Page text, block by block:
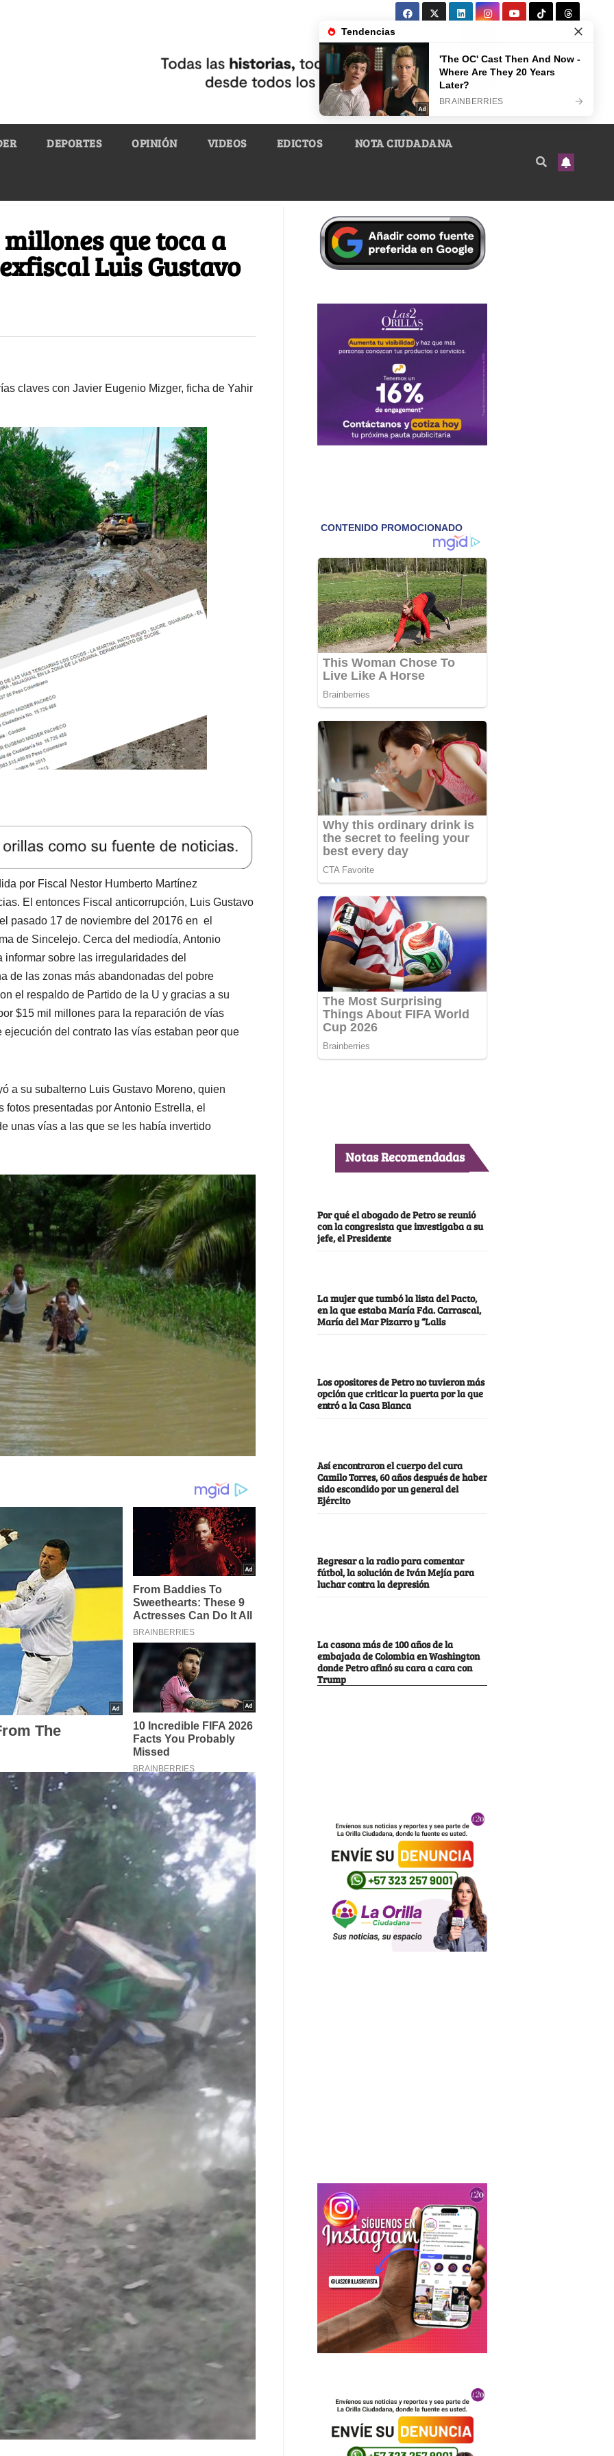
DEPORTES OPINIÓN VIDEOS EDICTOS NOTA CIUDADANA
que toca a
Luis Gustavo
claves con Javier Eugenio Mizger, ficha de Yahir
por Fiscal Nestor Humberto Martínez
El entonces Fiscal anticorrupción, Luis Gustavo
pasado 17 de noviembre del 20176 en el
de Sincelejo. Cerca del mediodía, Antonio
sobre las irregularidades del
de las zonas más abandonadas del pobre
el respaldo de Partido de la U y gracias a su
$15 mil millones para la reparación de vías
del contrato las vías estaban peor que
a su subalterno Luis Gustavo Moreno, quien
presentadas por Antonio Estrella, el
unas vías a las que se les había invertido
Notas Recomendadas
Por qué el abogado de Petro se reunió
con la congresista que investigaba a su
jefe, el Presidente
La mujer que tumbó la lista del Pacto,
en la que estaba María Fda. Carrascal,
María del Mar Pizarro y “Lalis
Los opositores de Petro no tuvieron más
opción que criticar la puerta por la que
entró a la Casa Blanca
Así encontraron el cuerpo del cura
Camilo Torres, 60 años después de haber
sido escondido por un general del
Ejército
Regresar a la radio para comentar
fútbol, la solución de Iván Mejía para
luchar contra la depresión
La casona más de 100 años de la
embajada de Colombia en Washington
donde Petro afinó su cara a cara con
Trump